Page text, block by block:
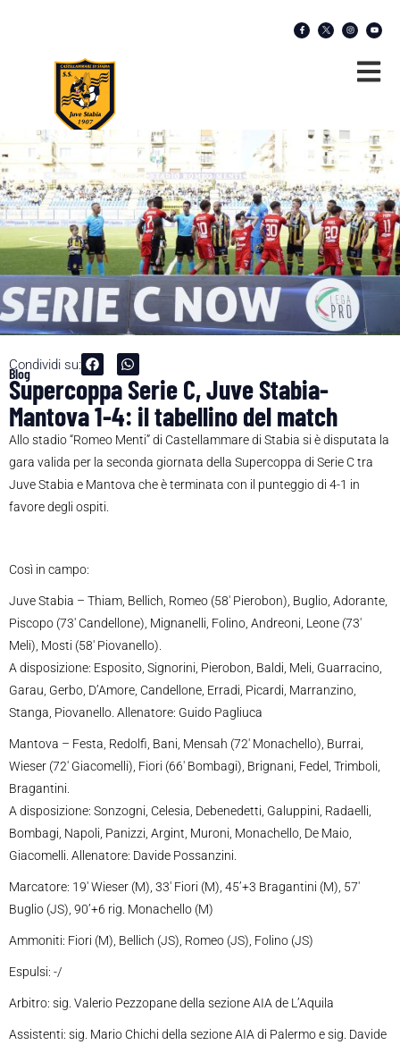
Condividi su:
Blog
Supercoppa Serie C, Juve Stabia-
Mantova 1-4: il tabellino del match
Allo stadio “Romeo Menti” di Castellammare di Stabia si è disputata la
gara valida per la seconda giornata della Supercoppa di Serie C tra
Juve Stabia e Mantova che è terminata con il punteggio di 4-1 in
favore degli ospiti.
Così in campo:
Juve Stabia – Thiam, Bellich, Romeo (58′ Pierobon), Buglio, Adorante,
Piscopo (73′ Candellone), Mignanelli, Folino, Andreoni, Leone (73′
Meli), Mosti (58′ Piovanello).
A disposizione: Esposito, Signorini, Pierobon, Baldi, Meli, Guarracino,
Garau, Gerbo, D’Amore, Candellone, Erradi, Picardi, Marranzino,
Stanga, Piovanello. Allenatore: Guido Pagliuca
Mantova – Festa, Redolfi, Bani, Mensah (72′ Monachello), Burrai,
Wieser (72′ Giacomelli), Fiori (66′ Bombagi), Brignani, Fedel, Trimboli,
Bragantini.
A disposizione: Sonzogni, Celesia, Debenedetti, Galuppini, Radaelli,
Bombagi, Napoli, Panizzi, Argint, Muroni, Monachello, De Maio,
Giacomelli. Allenatore: Davide Possanzini.
Marcatore: 19′ Wieser (M), 33′ Fiori (M), 45’+3 Bragantini (M), 57′
Buglio (JS), 90’+6 rig. Monachello (M)
Ammoniti: Fiori (M), Bellich (JS), Romeo (JS), Folino (JS)
Espulsi: -/
Arbitro: sig. Valerio Pezzopane della sezione AIA de L’Aquila
Assistenti: sig. Mario Chichi della sezione AIA di Palermo e sig. Davide